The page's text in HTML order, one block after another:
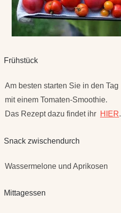
Frühstück
Am besten starten Sie in den Tag
mit einem Tomaten-Smoothie.
Das Rezept dazu findet ihr HIER.
Snack zwischendurch
Wassermelone und Aprikosen
Mittagessen